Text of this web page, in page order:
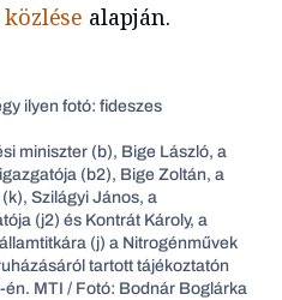
közlése alapján.
2016. szeptember 22. Seszták Miklós
ilyen fotó: fideszes
miniszter (b), Bige László, a
(b2), Bige Zoltán, a
Szilágyi János, a
(j2) és Kontrát Károly, a
(j) a Nitrogénművek
tartott tájékoztatón
MTI / Fotó: Bodnár Boglárka